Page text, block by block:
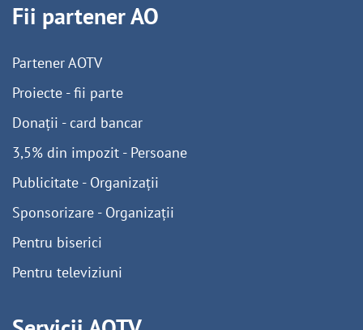
Fii partener AO
Partener AOTV
Proiecte - fii parte
Donații - card bancar
3,5% din impozit - Persoane
Publicitate - Organizații
Sponsorizare - Organizații
Pentru biserici
Pentru televiziuni